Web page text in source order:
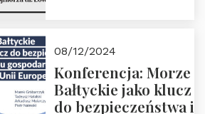
08/12/2024
Konferencja: Morze
Bałtyckie jako klucz
do bezpieczeństwa i